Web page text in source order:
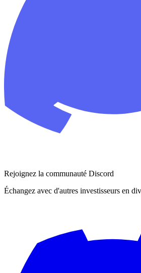
Rejoignez la communauté Discord
Échangez avec d'autres investisseurs en